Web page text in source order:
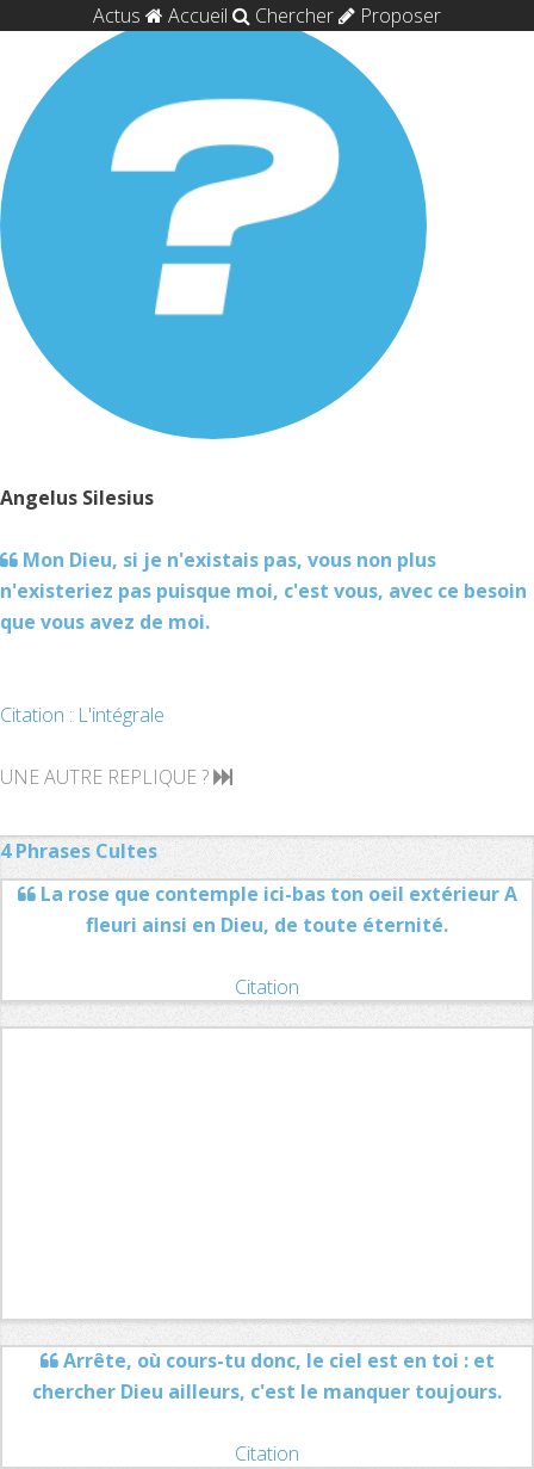
Actus Accueil Chercher Proposer
Angelus Silesius
Mon Dieu, si je n'existais pas, vous non plus
n'existeriez pas puisque moi, c'est vous, avec ce besoin
que vous avez de moi.
Citation : L'intégrale
UNE AUTRE REPLIQUE ?
4 Phrases Cultes
La rose que contemple ici-bas ton oeil extérieur A
fleuri ainsi en Dieu, de toute éternité.
Citation
Arrête, où cours-tu donc, le ciel est en toi : et
chercher Dieu ailleurs, c'est le manquer toujours.
Citation